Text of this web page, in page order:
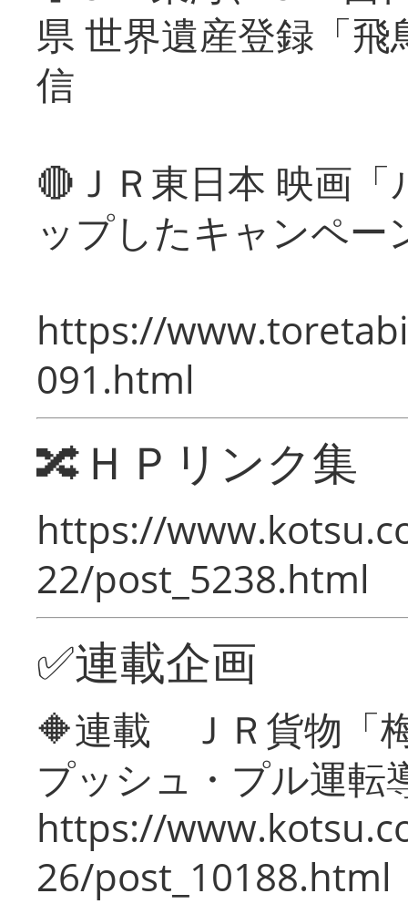
県 世界遺産登録「
信
🔴ＪＲ東日本 映画
ップしたキャンペー
https://
091.html
🔀ＨＰリンク集
https://
22/post_5238.html
✅連載企画
🔶連載 ＪＲ貨物「
プッシュ・プル運転
https://
26/post_10188.html